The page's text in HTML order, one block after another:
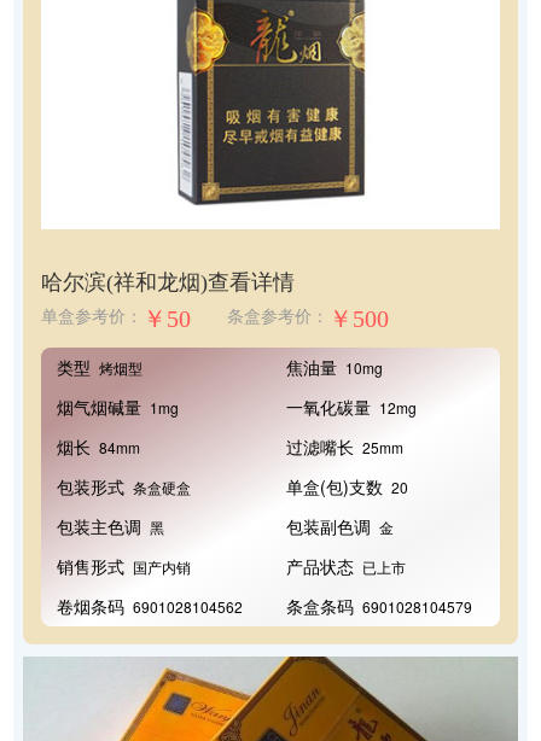
哈尔滨(祥和龙烟)查看详情
单盒参考价： ￥50 条盒参考价： ￥500
类型 烤烟型 焦油量 10mg
烟气烟碱量 1mg 一氧化碳量 12mg
烟长 84mm 过滤嘴长 25mm
包装形式 条盒硬盒 单盒(包)支数 20
包装主色调 黑 包装副色调 金
销售形式 国产内销 产品状态 已上市
卷烟条码 6901028104562 条盒条码 6901028104579